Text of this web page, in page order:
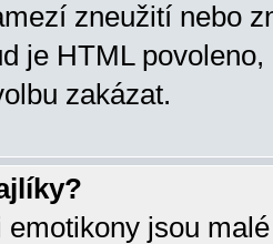
zneužití nebo
je HTML
zakázat.
emotikony jsou